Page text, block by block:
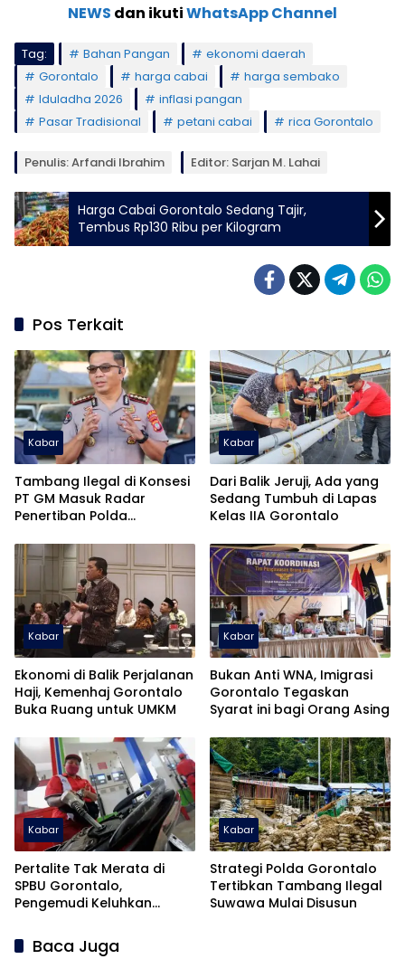
NEWS dan ikutiWhatsApp Channel
Tag: Bahan Pangan
ekonomi daerah
Gorontalo
harga cabai
harga sembako
Iduladha 2026
inflasi pangan
Pasar Tradisional
petani cabai rica Gorontalo
Penulis: Arfandi Ibrahim Editor: Sarjan M. Lahai
Harga Cabai Gorontalo Sedang Tajir,
Tembus Rp130 Ribu per Kilogram
Pos Terkait
Kabar
Tambang Ilegal di Konsesi
PT GM Masuk Radar
Penertiban Polda
Kabar
Dari Balik Jeruji, Ada yang
Sedang Tumbuh di Lapas
Kelas IIA Gorontalo
Kabar
Ekonomi di Balik Perjalanan
Haji, Kemenhaj Gorontalo
Buka Ruang untuk UMKM
Kabar
Bukan Anti WNA, Imigrasi
Gorontalo Tegaskan
Syarat ini bagi Orang Asing
Kabar
Pertalite Tak Merata di
SPBU Gorontalo,
Pengemudi Keluhkan
Pasokan
Kabar
Strategi Polda Gorontalo
Tertibkan Tambang Ilegal
Suwawa Mulai Disusun
Baca Juga